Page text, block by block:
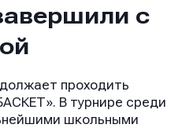
с
проходить
В турнире среди
школьными